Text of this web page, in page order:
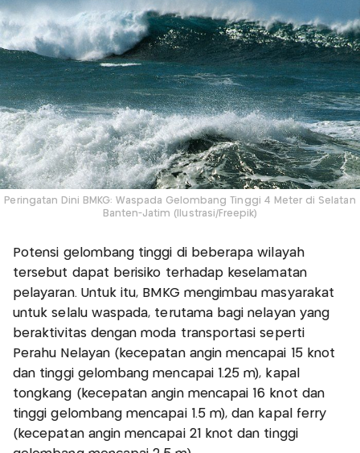
Peringatan Dini BMKG: Waspada Gelombang Tinggi 4 Meter di Selatan
Banten-Jatim (Ilustrasi/Freepik)
Potensi gelombang tinggi di beberapa wilayah
tersebut dapat berisiko terhadap keselamatan
pelayaran. Untuk itu, BMKG mengimbau masyarakat
untuk selalu waspada, terutama bagi nelayan yang
beraktivitas dengan moda transportasi seperti
Perahu Nelayan (kecepatan angin mencapai 15 knot
dan tinggi gelombang mencapai 1.25 m), kapal
tongkang (kecepatan angin mencapai 16 knot dan
tinggi gelombang mencapai 1.5 m), dan kapal ferry
(kecepatan angin mencapai 21 knot dan tinggi